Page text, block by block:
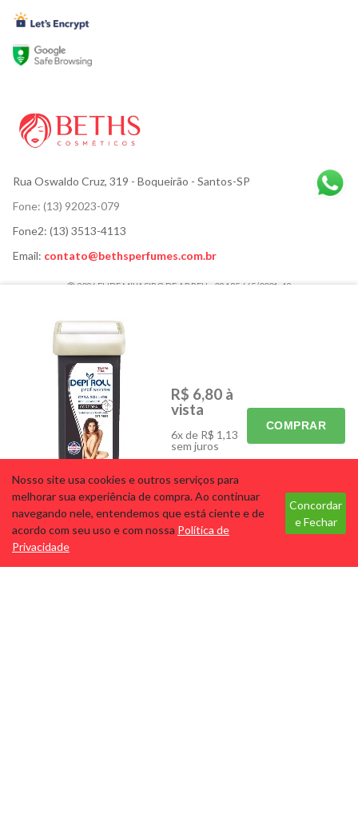
Nosso site usa cookies e outros serviços para
melhorar sua experiência de compra. Ao continuar
navegando nele, entendemos que está ciente e de
acordo com seu uso e com nossa Política de
Privacidade
Concordar
e Fechar
DEPI ROLL CERA ROLL ON
100G ARGILA TERMAL
NEGRA
Cód: 9633
R$ 6,80 à
vista
6x de R$ 1,13
sem juros
COMPRAR
Rua Oswaldo Cruz, 319 - Boqueirão - Santos-SP
Fone: (13) 92023-079
Fone2: (13) 3513-4113
Email: contato@bethsperfumes.com.br
2026 ELIDE MIYASIRO DE ABREU - 02.185.665/0001-42
ACESSÓRIOS
CORPO E BANHO
MÃOS E PÉS
PARA ELES
PERFUMES
Tecnologia